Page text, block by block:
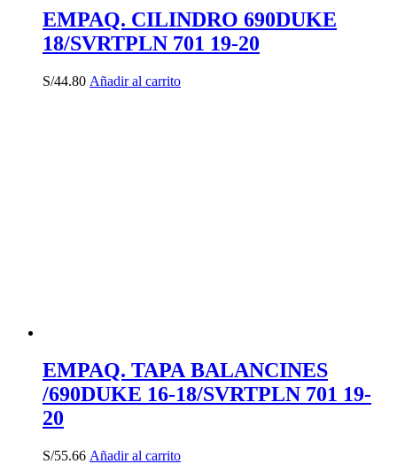
EMPAQ. CILINDRO 690DUKE
18/SVRTPLN 701 19-20
S/44.80 Añadir al carrito
EMPAQ. TAPA BALANCINES
/690DUKE 16-18/SVRTPLN 701 19-
20
S/55.66 Añadir al carrito